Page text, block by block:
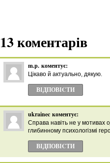
13 коментарів
m.p. коментує:
Цікаво й актуально, дякую.
ВІДПОВІCТИ
ukrainec коментує:
Справа навіть не у мотивах
глибинному психологізмі
ВІДПОВІCТИ